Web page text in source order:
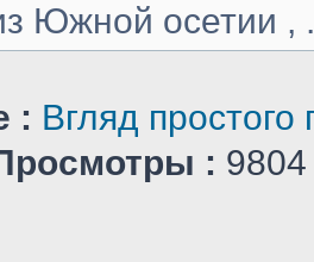
Южной осетии ,
: Вгляд простого
: